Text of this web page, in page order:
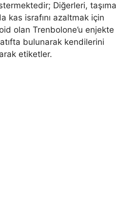
Diğerleri, taşıma
kas israfını azaltmak için
olan Trenbolone’u enjekte
bulunarak kendilerini
etiketler.